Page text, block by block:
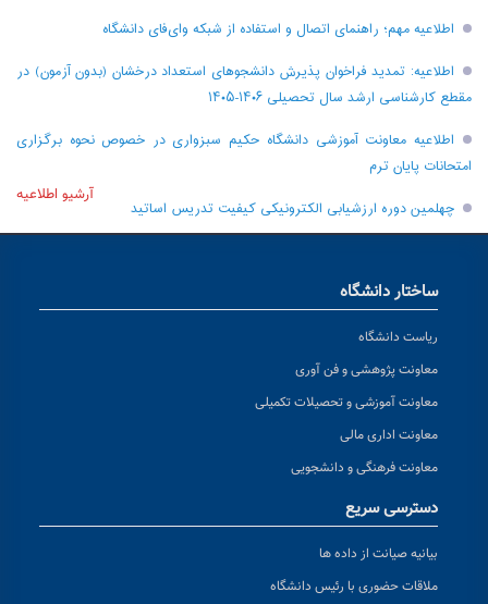
اطلاعیه مهم؛ راهنمای اتصال و استفاده از شبکه وای‌فای دانشگاه
اطلاعیه: تمدید فراخوان پذیرش دانشجو‌های استعداد درخشان (بدون آزمون) در
مقطع کارشناسی ارشد سال تحصیلی ۱۴۰۶-۱۴۰۵
اطلاعیه معاونت آموزشی دانشگاه حکیم سبزواری در خصوص نحوه برگزاری
امتحانات پایان ترم
چهلمین دوره ارزشیابی الکترونیکی کیفیت تدریس اساتید
آرشیو اطلاعیه
ساختار دانشگاه
ریاست دانشگاه
معاونت پژوهشی و فن آوری
معاونت آموزشی و تحصیلات تکمیلی
معاونت اداری مالی
معاونت فرهنگی و دانشجویی
دسترسی سریع
بیانیه صیانت از داده ها
ملاقات حضوری با رئیس دانشگاه